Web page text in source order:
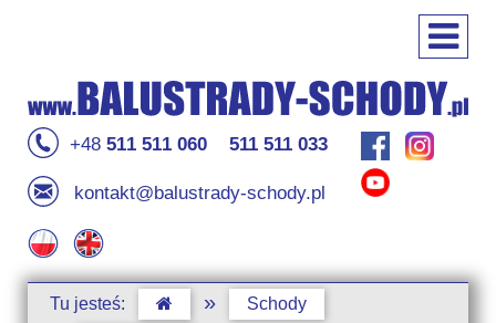
+48 511 511 060 511 511 033
kontakt@balustrady-schody.pl
Tu jesteś: » Schody